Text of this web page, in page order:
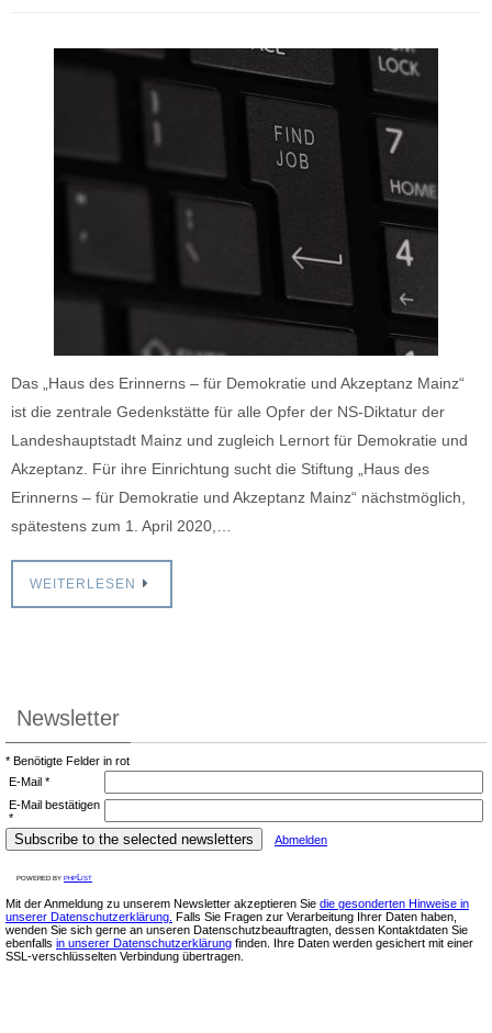
Das „Haus des Erinnerns – für Demokratie und Akzeptanz Mainz“
ist die zentrale Gedenkstätte für alle Opfer der NS-Diktatur der
Landeshauptstadt Mainz und zugleich Lernort für Demokratie und
Akzeptanz. Für ihre Einrichtung sucht die Stiftung „Haus des
Erinnerns – für Demokratie und Akzeptanz Mainz“ nächstmöglich,
spätestens zum 1. April 2020,…
WEITERLESEN
Newsletter